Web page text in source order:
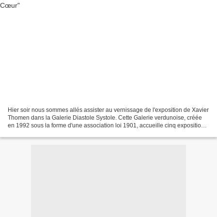
Hier soir nous sommes allés assister au vernissage de l'exposition de Xavier
Thomen dans la Galerie Diastole Systole. Cette Galerie verdunoise, créée
en 1992 sous la forme d'une association loi 1901, accueille cinq expositions